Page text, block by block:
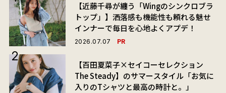
【近藤千尋が纏う「Wingのシンクロブラ
トップ」】洒落感も機能性も頼れる魅せ
インナーで毎日を心地よくアプデ！
2026.07.07 PR
【百田夏菜子×セイコーセレクション
The Steady】のサマースタイル「お気に
入りのTシャツと最高の時計と。」